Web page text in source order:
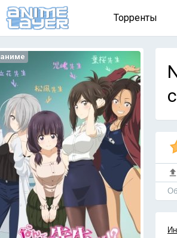
Торренты
аниме